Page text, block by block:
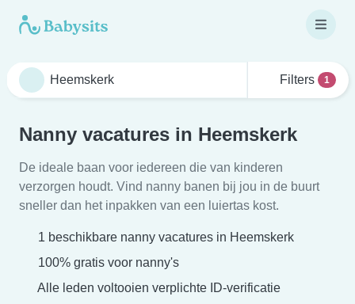
Filters 1
Nanny vacatures in Heemskerk
De ideale baan voor iedereen die van kinderen
verzorgen houdt. Vind nanny banen bij jou in de buurt
sneller dan het inpakken van een luiertas kost.
1 beschikbare nanny vacatures in Heemskerk
100% gratis voor nanny's
Alle leden voltooien verplichte ID-verificatie